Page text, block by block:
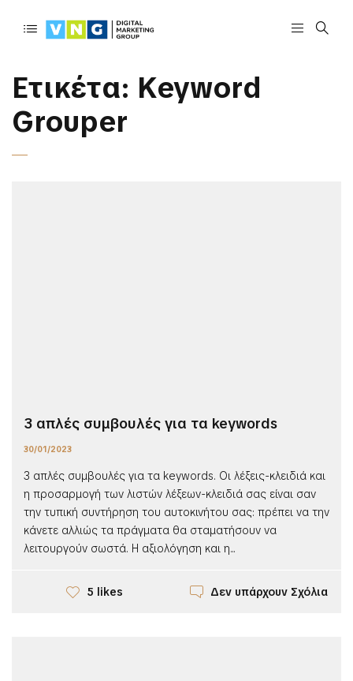
Ετικέτα: Keyword
Grouper
3 απλές συμβουλές για τα keywords
30/01/2023
3 απλές συμβουλές για τα keywords. Οι λέξεις-κλειδιά και
η προσαρμογή των λιστών λέξεων-κλειδιά σας είναι σαν
την τυπική συντήρηση του αυτοκινήτου σας: πρέπει να την
κάνετε αλλιώς τα πράγματα θα σταματήσουν να
λειτουργούν σωστά. Η αξιολόγηση και η...
5 likes Δεν υπάρχουν Σχόλια